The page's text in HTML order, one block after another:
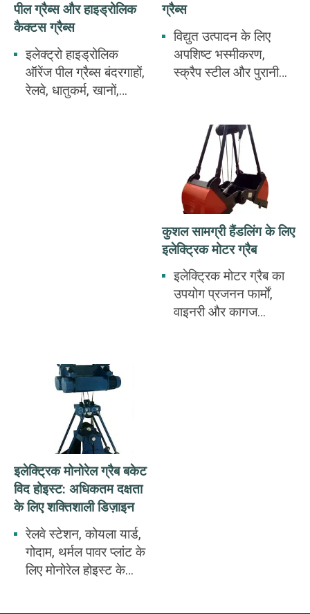
पील ग्रैब्स और हाइड्रोलिक
कैक्टस ग्रैब्स
इलेक्ट्रो हाइड्रोलिक
ऑरेंज पील ग्रैब्स बंदरगाहों,
रेलवे, धातुकर्म, खानों,
ग्रैब्स
विद्युत उत्पादन के लिए
अपशिष्ट भस्मीकरण,
स्क्रैप स्टील और पुरानी
क्लैमशेल ग्रैब का उपयोग
किया जाता है। स्क्रैप
स्टील, पिग आयरन, पत्थर
जैसी अनियमित थोक
सामग्री।
कुशल सामग्री हैंडलिंग के लिए
इलेक्ट्रिक मोटर ग्रैब
इलेक्ट्रिक मोटर ग्रैब का
उपयोग प्रजनन फार्मों,
वाइनरी और कागज
इलेक्ट्रिक मोनोरेल ग्रैब बकेट
विद होइस्ट: अधिकतम दक्षता
के लिए शक्तिशाली डिज़ाइन
रेलवे स्टेशन, कोयला यार्ड,
गोदाम, थर्मल पावर प्लांट के
लिए मोनोरेल होइस्ट के